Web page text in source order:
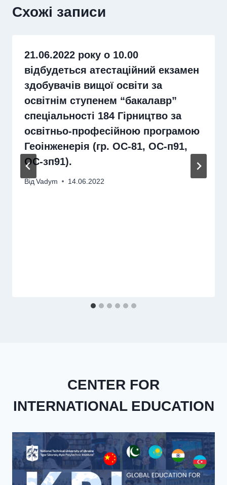
Схожі записи
21.06.2022 року о 10.00
відбудеться атестаційний екзамен
здобувачів вищої освіти за
освітнім ступенем “бакалавр”
спеціальності 184 Гірництво за
освітньо-професійною програмою
Геоінженерія (гр. ОС-81, ОС-п91,
ОС-зп91).
Від Vadym 14.06.2022
CENTER FOR
INTERNATIONAL EDUCATION